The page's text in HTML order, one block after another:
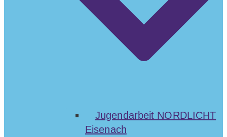
Jugendarbeit NORDLICHT
Eisenach